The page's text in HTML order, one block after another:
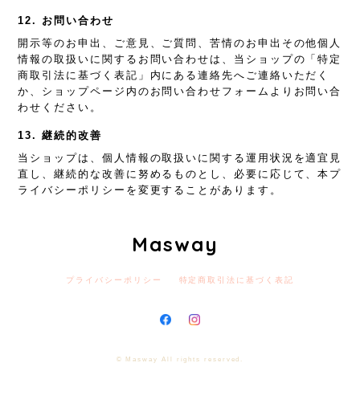
12. お問い合わせ
開示等のお申出、ご意見、ご質問、苦情のお申出その他個人
情報の取扱いに関するお問い合わせは、当ショップの「特定
商取引法に基づく表記」内にある連絡先へご連絡いただく
か、ショップページ内のお問い合わせフォームよりお問い合
わせください。
13. 継続的改善
当ショップは、個人情報の取扱いに関する運用状況を適宜見
直し、継続的な改善に努めるものとし、必要に応じて、本プ
ライバシーポリシーを変更することがあります。
Masway
プライバシーポリシー 特定商取引法に基づく表記
© Masway All rights reserved.